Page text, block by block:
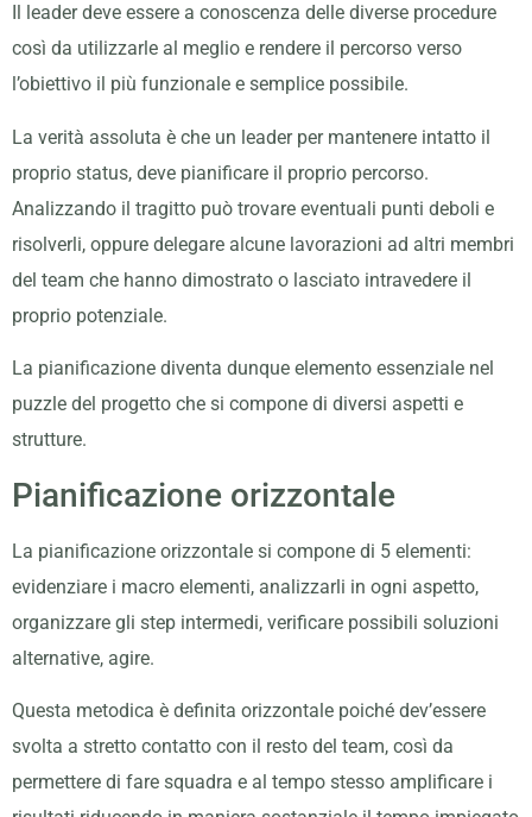
Il leader deve essere a conoscenza delle diverse procedure
così da utilizzarle al meglio e rendere il percorso verso
l’obiettivo il più funzionale e semplice possibile.
La verità assoluta è che un leader per mantenere intatto il
proprio status, deve pianificare il proprio percorso.
Analizzando il tragitto può trovare eventuali punti deboli e
risolverli, oppure delegare alcune lavorazioni ad altri membri
del team che hanno dimostrato o lasciato intravedere il
proprio potenziale.
La pianificazione diventa dunque elemento essenziale nel
puzzle del progetto che si compone di diversi aspetti e
strutture.
Pianificazione orizzontale
La pianificazione orizzontale si compone di 5 elementi:
evidenziare i macro elementi, analizzarli in ogni aspetto,
organizzare gli step intermedi, verificare possibili soluzioni
alternative, agire.
Questa metodica è definita orizzontale poiché dev’essere
svolta a stretto contatto con il resto del team, così da
permettere di fare squadra e al tempo stesso amplificare i